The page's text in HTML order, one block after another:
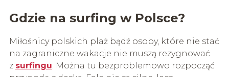
Gdzie na surfing w Polsce?
Miłośnicy polskich plaż bądź osoby, które nie stać
na zagraniczne wakacje nie muszą rezygnować
z surfingu . Można tu bezproblemowo rozpocząć